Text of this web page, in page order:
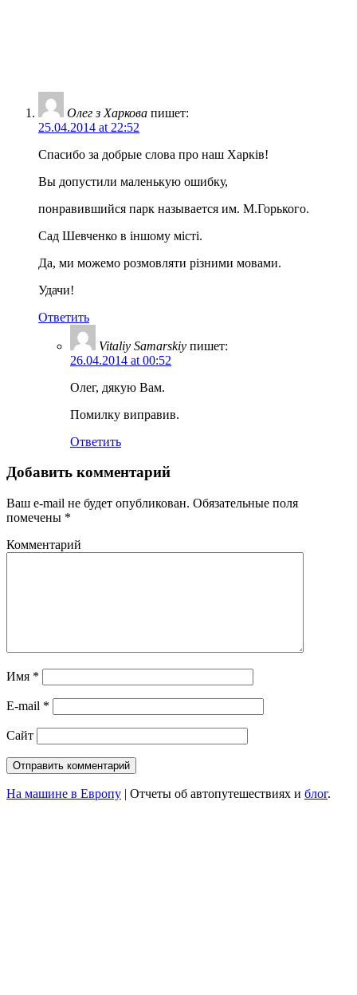
Олег з Харкова пишет:
25.04.2014 at 22:52
Спасибо за добрые слова про наш Харків!
Вы допустили маленькую ошибку,
понравившийся парк называется им. М.Горького.
Сад Шевченко в іншому місті.
Да, ми можемо розмовляти різними мовами.
Удачи!
Ответить
Vitaliy Samarskiy пишет:
26.04.2014 at 00:52
Олег, дякую Вам.
Помилку виправив.
Ответить
Добавить комментарий
Ваш e-mail не будет опубликован. Обязательные поля
помечены *
Комментарий
Имя *
E-mail *
Сайт
На машине в Европу | Отчеты об автопутешествиях и блог.